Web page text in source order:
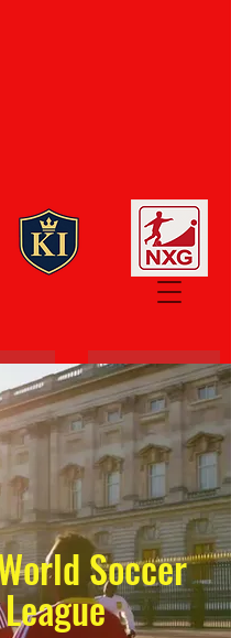
Gründer
Ehrenerklärung
Soccer
League